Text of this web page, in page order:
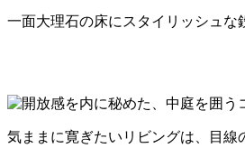
一面大理石の床にスタイリッシュな
気ままに寛ぎたいリビングは、目線